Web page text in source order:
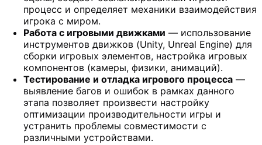
процесс и определяет механики взаимодействия
игрока с миром.
Работа с игровыми движками — использование
инструментов движков (Unity, Unreal Engine) для
сборки игровых элементов, настройка игровых
компонентов (камеры, физики, анимаций).
Тестирование и отладка игрового процесса —
выявление багов и ошибок в рамках данного
этапа позволяет произвести настройку
оптимизации производительности игры и
устранить проблемы совместимости с
различными устройствами.